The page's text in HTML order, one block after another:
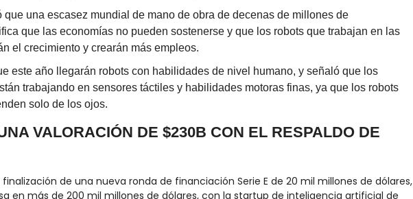
que una escasez mundial de mano de obra de decenas de millones de
que las economías no pueden sostenerse y que los robots que trabajan en las
el crecimiento y crearán más empleos.
este año llegarán robots con habilidades de nivel humano, y señaló que los
trabajando en sensores táctiles y habilidades motoras finas, ya que los robots
solo de los ojos.
VALORACIÓN DE $230B CON EL RESPALDO DE
de una nueva ronda de financiación Serie E de 20 mil millones de dólares,
en más de 200 mil millones de dólares, con la startup de inteligencia artificial de